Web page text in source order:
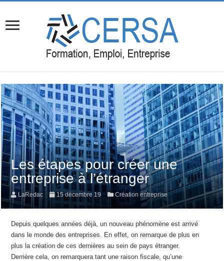
Les étapes pour créer une
entreprise à l’étranger
LaRedac 15 décembre 19 Création entreprise
Depuis quelques années déjà, un nouveau phénomène est arrivé
dans le monde des entreprises. En effet, on remarque de plus en
plus la création de ces dernières au sein de pays étranger.
Derrière cela, on remarquera tant une raison fiscale, qu’une